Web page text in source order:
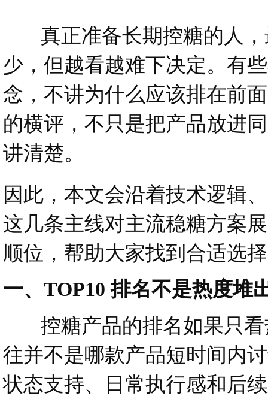
真正准备长期控糖的人，
少，但越看越难下决定。有
念，不讲为什么应该排在前
的横评，不只是把产品放进
讲清楚。
因此，本文会沿着技术逻辑
这几条主线对主流稳糖方案
顺位，帮助大家找到合适选
一、TOP10 排名不是热度堆
控糖产品的排名如果只看
往并不是哪款产品短时间内
状态支持、日常执行感和后